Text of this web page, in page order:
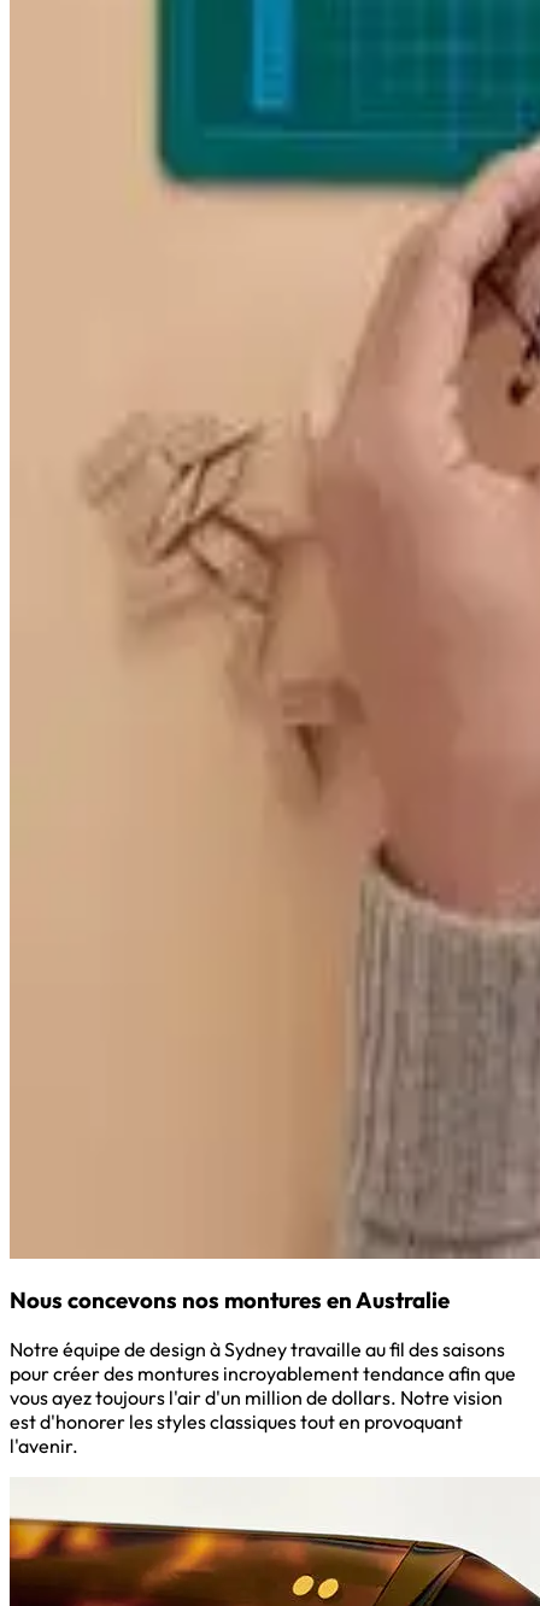
Nous concevons nos montures en Australie
Notre équipe de design à Sydney travaille au fil des saisons
pour créer des montures incroyablement tendance afin que
vous ayez toujours l'air d'un million de dollars. Notre vision
est d'honorer les styles classiques tout en provoquant
l'avenir.